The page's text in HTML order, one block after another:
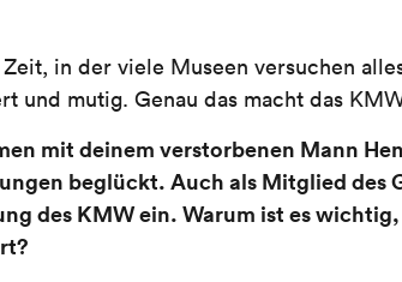
in der viele Museen versuchen
und mutig. Genau das macht das
mit deinem verstorbenen Mann
beglückt. Auch als Mitglied des
des KMW ein. Warum ist es